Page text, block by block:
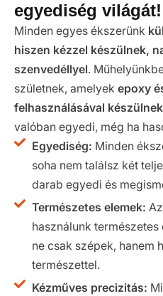
egyediség világát!
Minden egyes ékszerünk
hiszen kézzel készülnek,
szenvedéllyel.
születnek, amelyek epoxy
felhasználásával készülnek
valóban egyedi, még ha
Egyediség: Minden
soha nem találsz két
darab egyedi és
Természetes elemek:
használunk
ne csak szépek, hanem
természettel.
Kézműves precizitás: